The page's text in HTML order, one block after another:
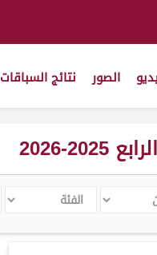
الصور نتائج السباقات
2026
الفئة